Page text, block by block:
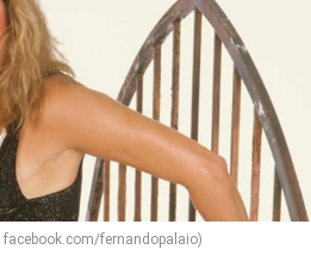
facebook.com/fernandopalaio)